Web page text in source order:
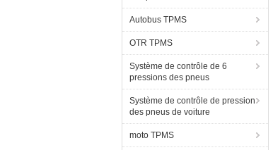
Autobus TPMS
OTR TPMS
Système de contrôle de 6
pressions des pneus
Système de contrôle de pression
des pneus de voiture
moto TPMS